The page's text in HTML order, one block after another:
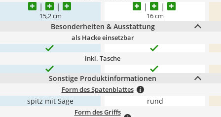
15,2 cm 16 cm
Besonderheiten & Ausstattung
als Hacke einsetzbar
inkl. Tasche
Sonstige Produktinformationen
Form des Spatenblattes
spitz mit Säge rund
Form des Griffs